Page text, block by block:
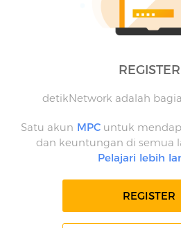
REGISTER
detikNetwork adalah
Satu akun MPCuntuk
dan keuntungan di semua
Pelajari lebih
REGISTER